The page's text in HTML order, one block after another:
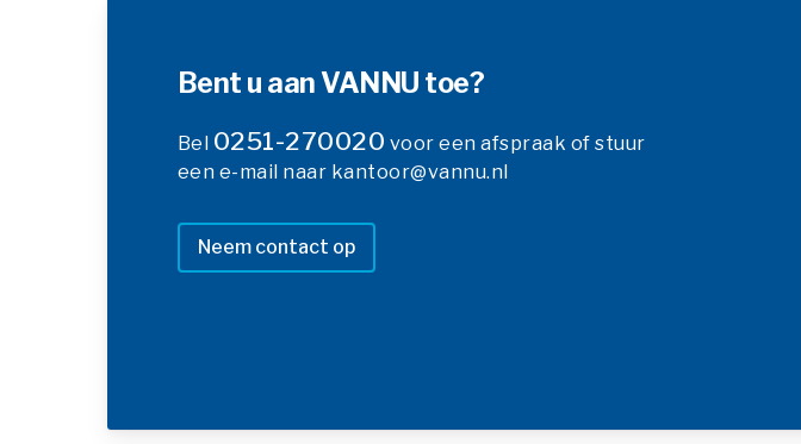
Bent u aan VANNU toe?
Bel 0251-270020 voor een afspraak of stuur
een e-mail naar kantoor@vannu.nl
Neem contact op